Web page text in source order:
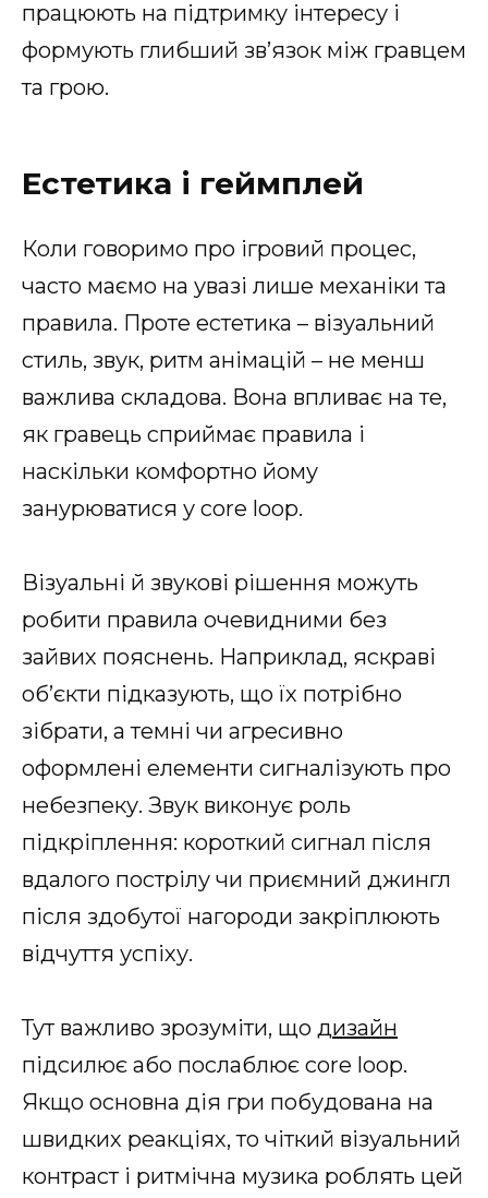
працюють на підтримку інтересу і
формують глибший зв’язок між гравцем
та грою.
Естетика і геймплей
Коли говоримо про ігровий процес,
часто маємо на увазі лише механіки та
правила. Проте естетика – візуальний
стиль, звук, ритм анімацій – не менш
важлива складова. Вона впливає на те,
як гравець сприймає правила і
наскільки комфортно йому
занурюватися у core loop.
Візуальні й звукові рішення можуть
робити правила очевидними без
зайвих пояснень. Наприклад, яскраві
об’єкти підказують, що їх потрібно
зібрати, а темні чи агресивно
оформлені елементи сигналізують про
небезпеку. Звук виконує роль
підкріплення: короткий сигнал після
вдалого пострілу чи приємний джингл
після здобутої нагороди закріплюють
відчуття успіху.
Тут важливо зрозуміти, що дизайн
підсилює або послаблює core loop.
Якщо основна дія гри побудована на
швидких реакціях, то чіткий візуальний
контраст і ритмічна музика роблять цей